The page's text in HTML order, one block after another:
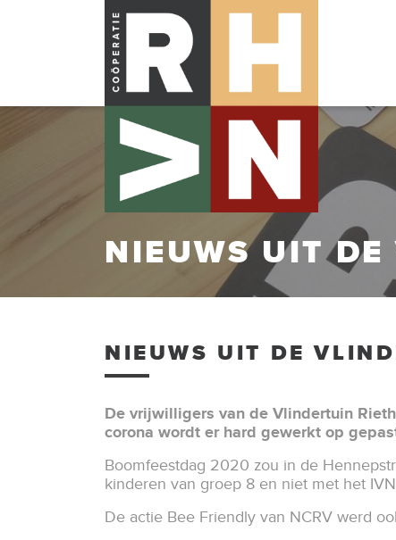
NIEUWS UIT
NIEUWS UIT DE
De vrijwilligers van de Vlindertuin
corona wordt er hard gewerkt op
Boomfeestdag 2020 zou in de
kinderen van groep 8 en niet met het
De actie Bee Friendly van NCRV werd